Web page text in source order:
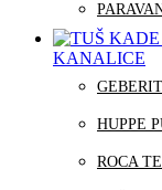
KANALICE
HUPPE
ROCA